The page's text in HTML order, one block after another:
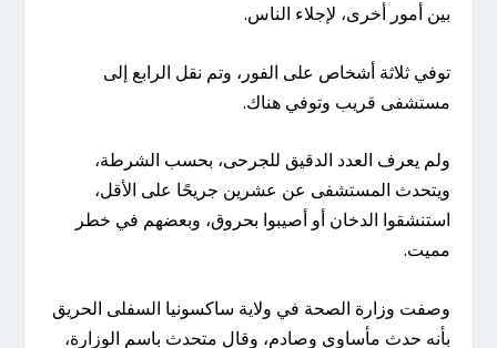
بين أمور أخرى، لإجلاء الناس.
توفي ثلاثة أشخاص على الفور، وتم نقل الرابع إلى
مستشفى قريب وتوفي هناك.
ولم يعرف العدد الدقيق للجرحى، بحسب الشرطة،
ويتحدث المستشفى عن عشرين جريحًا على الأقل،
استنشقوا الدخان أو أصيبوا بحروق، وبعضهم في خطر
مميت.
وصفت وزارة الصحة في ولاية ساكسونيا السفلى الحريق
بأنه حدث مأساوي وصادم، وقال متحدث باسم الوزارة،